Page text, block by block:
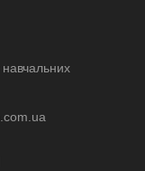
навчальних